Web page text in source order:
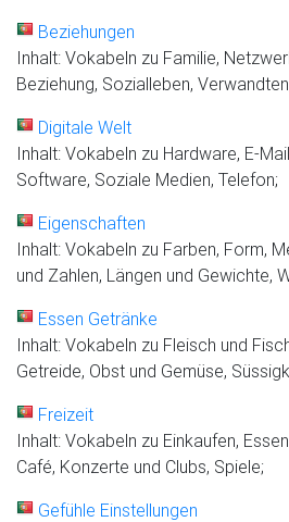
Beziehungen
Inhalt: Vokabeln zu Familie,
Beziehung, Sozialleben,
Digitale Welt
Inhalt: Vokabeln zu Hardware, E-
Software, Soziale Medien, Telefon;
Eigenschaften
Inhalt: Vokabeln zu Farben, Form,
und Zahlen, Längen und Gewichte,
Essen Getränke
Inhalt: Vokabeln zu Fleisch und
Getreide, Obst und Gemüse,
Freizeit
Inhalt: Vokabeln zu Einkaufen,
Café, Konzerte und Clubs, Spiele;
Gefühle Einstellungen